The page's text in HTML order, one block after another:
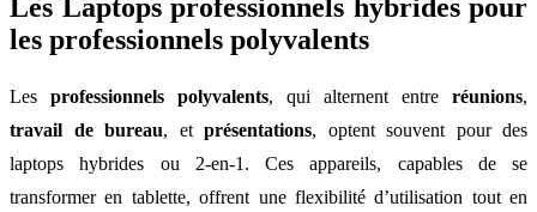
Les Laptops professionnels hybrides pour
les professionnels polyvalents
Les professionnels polyvalents, qui alternent entre réunions,
travail de bureau, et présentations, optent souvent pour des
laptops hybrides ou 2-en-1. Ces appareils, capables de se
transformer en tablette, offrent une flexibilité d’utilisation tout en